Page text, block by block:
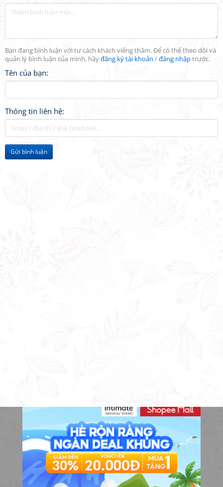
Bạn đang bình luận với tư cách khách viếng thăm. Để có thể theo dõi và
quản lý bình luận của mình, hãyđăng ký tài khoản /đăng nhậptrước.
Tên của bạn:
Thông tin liên hệ:
Gửi bình luận